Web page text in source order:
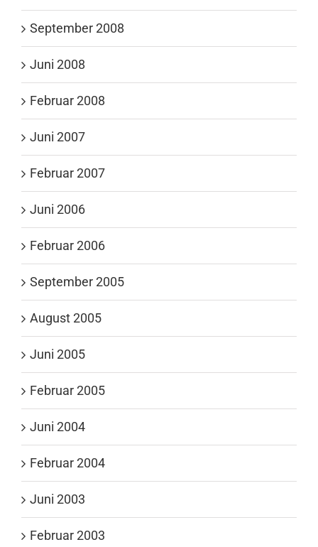
September 2008
Juni 2008
Februar 2008
Juni 2007
Februar 2007
Juni 2006
Februar 2006
September 2005
August 2005
Juni 2005
Februar 2005
Juni 2004
Februar 2004
Juni 2003
Februar 2003